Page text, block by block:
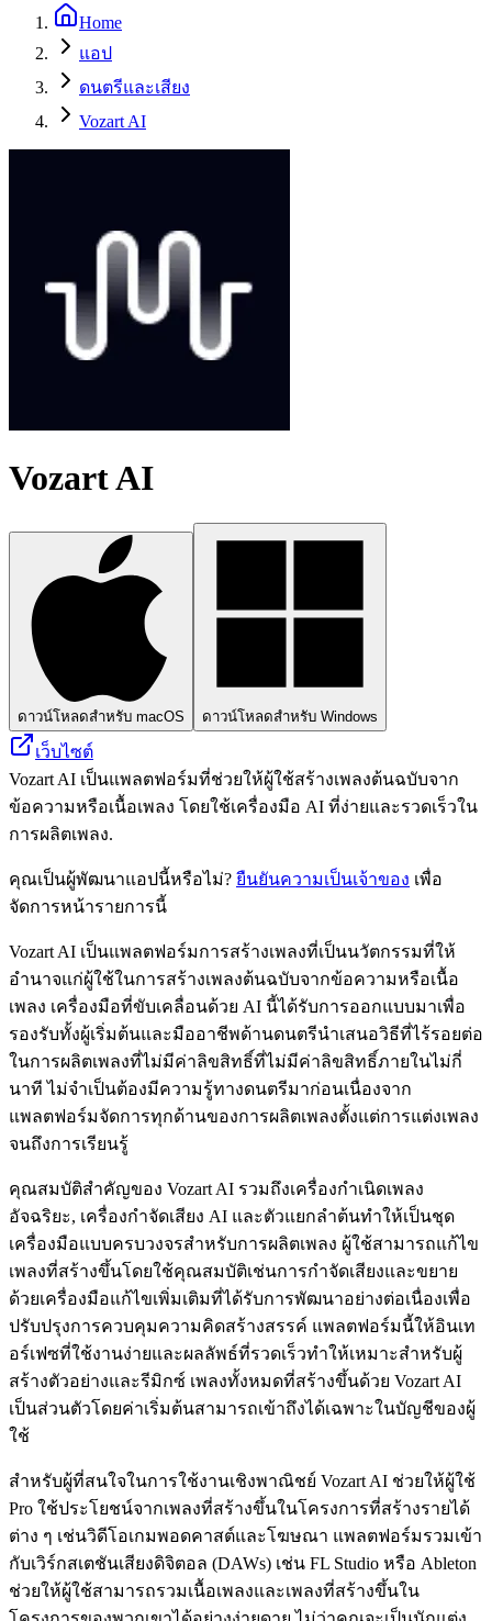
Home
แอป
ดนตรีและเสียง
Vozart AI
Vozart AI
ดาวน์โหลดสำหรับ macOS ดาวน์โหลดสำหรับ Windows
เว็บไซต์
Vozart AI เป็นแพลตฟอร์มที่ช่วยให้ผู้ใช้สร้างเพลงต้นฉบับจาก
ข้อความหรือเนื้อเพลง โดยใช้เครื่องมือ AI ที่ง่ายและรวดเร็วใน
การผลิตเพลง.
คุณเป็นผู้พัฒนาแอปนี้หรือไม่? ยืนยันความเป็นเจ้าของ เพื่อ
จัดการหน้ารายการนี้
Vozart AI เป็นแพลตฟอร์มการสร้างเพลงที่เป็นนวัตกรรมที่ให้
อำนาจแก่ผู้ใช้ในการสร้างเพลงต้นฉบับจากข้อความหรือเนื้อ
เพลง เครื่องมือที่ขับเคลื่อนด้วย AI นี้ได้รับการออกแบบมาเพื่อ
รองรับทั้งผู้เริ่มต้นและมืออาชีพด้านดนตรีนำเสนอวิธีที่ไร้รอยต่อ
ในการผลิตเพลงที่ไม่มีค่าลิขสิทธิ์ที่ไม่มีค่าลิขสิทธิ์ภายในไม่กี่
นาที ไม่จำเป็นต้องมีความรู้ทางดนตรีมาก่อนเนื่องจาก
แพลตฟอร์มจัดการทุกด้านของการผลิตเพลงตั้งแต่การแต่งเพลง
จนถึงการเรียนรู้
คุณสมบัติสำคัญของ Vozart AI รวมถึงเครื่องกำเนิดเพลง
อัจฉริยะ, เครื่องกำจัดเสียง AI และตัวแยกลำต้นทำให้เป็นชุด
เครื่องมือแบบครบวงจรสำหรับการผลิตเพลง ผู้ใช้สามารถแก้ไข
เพลงที่สร้างขึ้นโดยใช้คุณสมบัติเช่นการกำจัดเสียงและขยาย
ด้วยเครื่องมือแก้ไขเพิ่มเติมที่ได้รับการพัฒนาอย่างต่อเนื่องเพื่อ
ปรับปรุงการควบคุมความคิดสร้างสรรค์ แพลตฟอร์มนี้ให้อินเท
อร์เฟซที่ใช้งานง่ายและผลลัพธ์ที่รวดเร็วทำให้เหมาะสำหรับผู้
สร้างตัวอย่างและรีมิกซ์ เพลงทั้งหมดที่สร้างขึ้นด้วย Vozart AI
เป็นส่วนตัวโดยค่าเริ่มต้นสามารถเข้าถึงได้เฉพาะในบัญชีของผู้
ใช้
สำหรับผู้ที่สนใจในการใช้งานเชิงพาณิชย์ Vozart AI ช่วยให้ผู้ใช้
Pro ใช้ประโยชน์จากเพลงที่สร้างขึ้นในโครงการที่สร้างรายได้
ต่าง ๆ เช่นวิดีโอเกมพอดคาสต์และโฆษณา แพลตฟอร์มรวมเข้า
กับเวิร์กสเตชันเสียงดิจิตอล (DAWs) เช่น FL Studio หรือ Ableton
ช่วยให้ผู้ใช้สามารถรวมเนื้อเพลงและเพลงที่สร้างขึ้นใน